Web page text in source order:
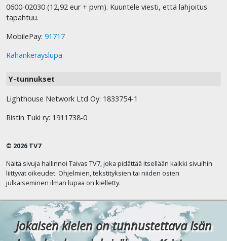
0600-02030 (12,92 eur + pvm). Kuuntele viesti, että lahjoitus
tapahtuu.
MobilePay: 91717
Rahankeräyslupa
Y-tunnukset
Lighthouse Network Ltd Oy: 1833754-1
Ristin Tuki ry: 1911738-0
© 2026 TV7
Näitä sivuja hallinnoi Taivas TV7, joka pidättää itsellään kaikki sivuihin
liittyvät oikeudet. Ohjelmien, tekstityksien tai niiden osien
julkaiseminen ilman lupaa on kielletty.
Jokaisen kielen on tunnustettava Isän